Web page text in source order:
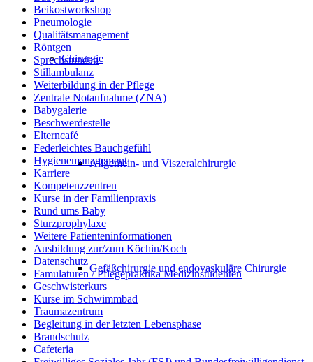
Chirurgie
Allgemein- und Viszeralchirurgie
Gefäßchirurgie und endovaskuläre Chirurgie
Beikostworkshop
Pneumologie
Qualitätsmanagement
Röntgen
Sprechstunden
Stillambulanz
Weiterbildung in der Pflege
Zentrale Notaufnahme (ZNA)
Babygalerie
Beschwerdestelle
Elterncafé
Federleichtes Bauchgefühl
Hygienemanagement
Karriere
Kompetenzzentren
Kurse in der Familienpraxis
Rund ums Baby
Sturzprophylaxe
Weitere Patienteninformationen
Ausbildung zur/zum Köchin/Koch
Datenschutz
Famulaturen / Pflegepraktika Medizinstudenten
Geschwisterkurs
Kurse im Schwimmbad
Traumazentrum
Begleitung in der letzten Lebensphase
Brandschutz
Cafeteria